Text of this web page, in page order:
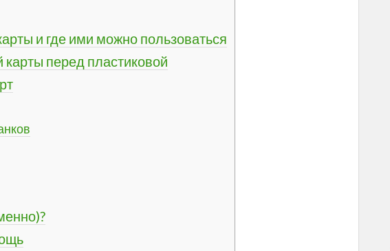
и где ими можно пользоваться
перед пластиковой